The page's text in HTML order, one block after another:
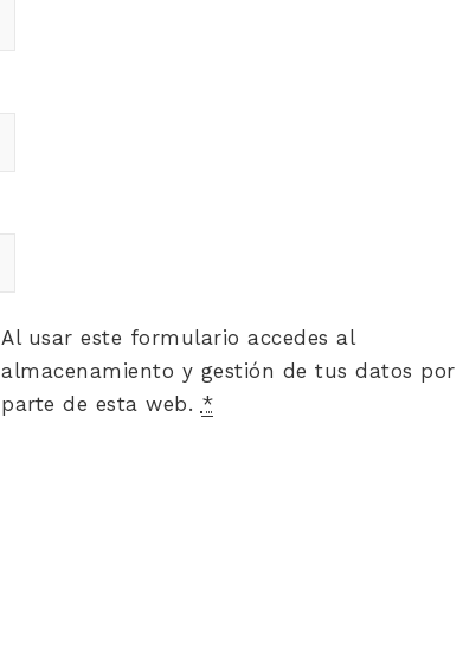
Al usar este formulario accedes al
almacenamiento y gestión de tus datos por
parte de esta web. *